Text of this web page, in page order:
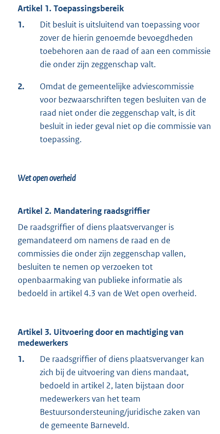
Artikel 1. Toepassingsbereik
1.
Dit besluit is uitsluitend van toepassing voor
zover de hierin genoemde bevoegdheden
toebehoren aan de raad of aan een commissie
die onder zijn zeggenschap valt.
2.
Omdat de gemeentelijke adviescommissie
voor bezwaarschriften tegen besluiten van de
raad niet onder die zeggenschap valt, is dit
besluit in ieder geval niet op die commissie van
toepassing.
Wet open overheid
Artikel 2. Mandatering raadsgriffier
De raadsgriffier of diens plaatsvervanger is
gemandateerd om namens de raad en de
commissies die onder zijn zeggenschap vallen,
besluiten te nemen op verzoeken tot
openbaarmaking van publieke informatie als
bedoeld in artikel 4.3 van de Wet open overheid.
Artikel 3. Uitvoering door en machtiging van
medewerkers
1.
De raadsgriffier of diens plaatsvervanger kan
zich bij de uitvoering van diens mandaat,
bedoeld in artikel 2, laten bijstaan door
medewerkers van het team
Bestuursondersteuning/juridische zaken van
de gemeente Barneveld.